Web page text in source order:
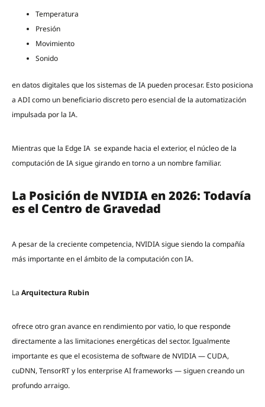
Temperatura
Presión
Movimiento
Sonido
en datos digitales que los sistemas de IA pueden procesar. Esto posiciona
a ADI como un beneficiario discreto pero esencial de la automatización
impulsada por la IA.
Mientras que la Edge IA se expande hacia el exterior, el núcleo de la
computación de IA sigue girando en torno a un nombre familiar.
La Posición de NVIDIA en 2026: Todavía
es el Centro de Gravedad
A pesar de la creciente competencia, NVIDIA sigue siendo la compañía
más importante en el ámbito de la computación con IA.
La Arquitectura Rubin
ofrece otro gran avance en rendimiento por vatio, lo que responde
directamente a las limitaciones energéticas del sector. Igualmente
importante es que el ecosistema de software de NVIDIA — CUDA,
cuDNN, TensorRT y los enterprise AI frameworks — siguen creando un
profundo arraigo.